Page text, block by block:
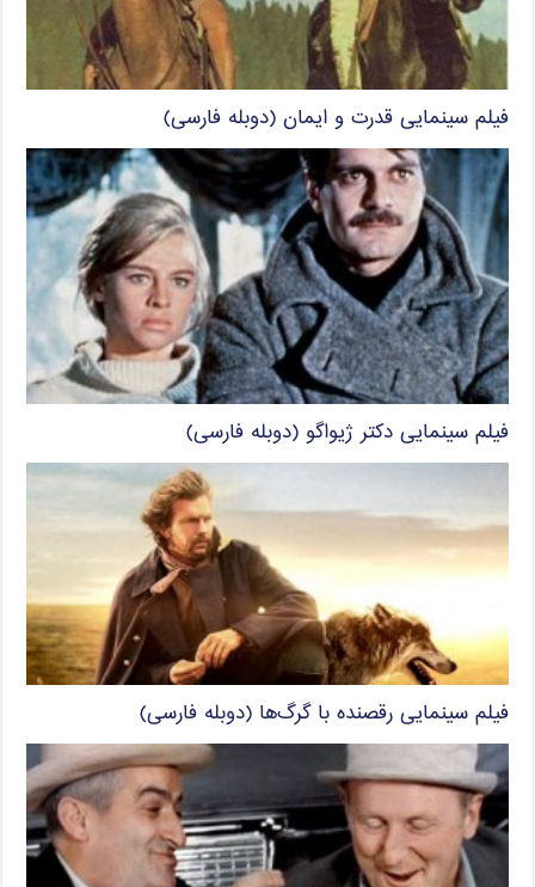
فیلم سینمایی قدرت و ایمان (دوبله فارسی)
فیلم سینمایی دکتر ژیواگو (دوبله فارسی)
فیلم سینمایی رقصنده با گرگ‌ها (دوبله فارسی)